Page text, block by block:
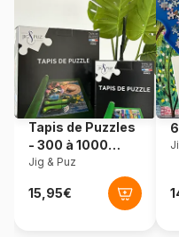
EAN
Nombre de pièces
Dimensions
Tapis de Puzzles
- 300 à 1000
pièces
Jig & Puz